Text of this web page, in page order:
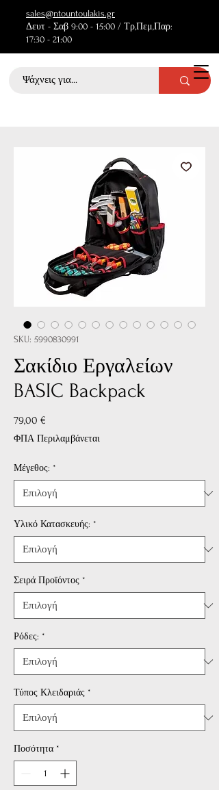
sales@ntountoulakis.gr
Δευτ - Σαβ 9:00 - 15:00 / Τρ,Πεμ,Παρ:
17:30 - 21:00
SKU: 5990830991
Σακίδιο Εργαλείων
BASIC Backpack
79,00 €
ΦΠΑ Περιλαμβάνεται
Μέγεθος: *
Υλικό Κατασκευής: *
Σειρά Προϊόντος *
Ρόδες: *
Τύπος Κλειδαριάς *
Ποσότητα *